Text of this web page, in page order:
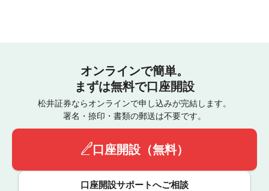
オンラインで簡単。
まずは無料で口座開設
松井証券ならオンラインで申し込みが完結します。
署名・捺印・書類の郵送は不要です。
口座開設（無料）
口座開設サポートへご相談